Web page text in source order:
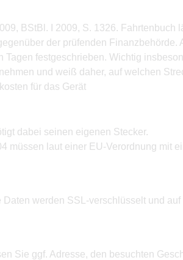
BStBl. I 2009, S. 1326. Fahrtenbuch
der prüfenden Finanzbehörde.
festgeschrieben. Wichtig
und weiß daher, auf welchen
für das Gerät
dabei seinen eigenen Stecker.
müssen laut einer EU-Verordnung mit
werden SSL-verschlüsselt und
Sie ggf. Adresse, den besuchten